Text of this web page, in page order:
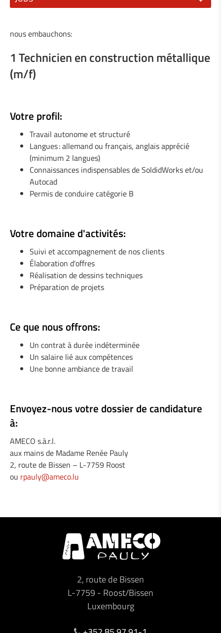
1 Peintre industriel (m/f)
1 Technicien en construction métallique (m/f)
1 Technicien en mécanique générale (m/f)
1 Mécanicien de machines agricoles (m/f)
1 Serrurier / Métallier (m/f)
1 Soudeur / Serrurier (m/f)
1 Monteur / Assembleur (m/f)
1 Mécanicien de maintenance industrielle (m/f)
nous embauchons:
1 Technicien en construction métallique
(m/f)
Votre profil:
Travail autonome et structuré
Langues : allemand ou français, anglais apprécié
(minimum 2 langues)
Connaissances indispensables de SoldidWorks et/ou
Autocad
Permis de conduire catégorie B
Votre domaine d'activités:
Suivi et accompagnement de nos clients
Élaboration d'offres
Réalisation de dessins techniques
Préparation de projets
Ce que nous offrons:
Un contrat à durée indéterminée
Un salaire lié aux compétences
Une bonne ambiance de travail
Envoyez-nous votre dossier de candidature
à:
AMECO s.à.r.l.
aux mains de Madame Renée Pauly
2, route de Bissen – L-7759 Roost
ou rpauly@ameco.lu
2, route de Bissen
L-7759- Roost/Bissen
Luxembourg